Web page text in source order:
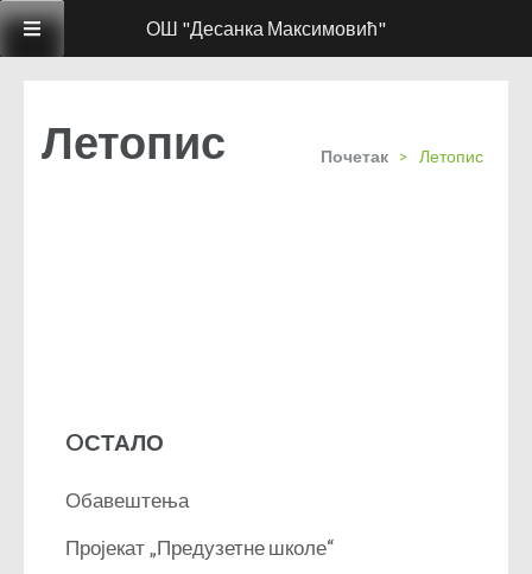
Летопис Почетак > Летопис
OСТАЛО
Обавештења
Пројекат „Предузетне школе“
ОШ "Десанка Максимовић"